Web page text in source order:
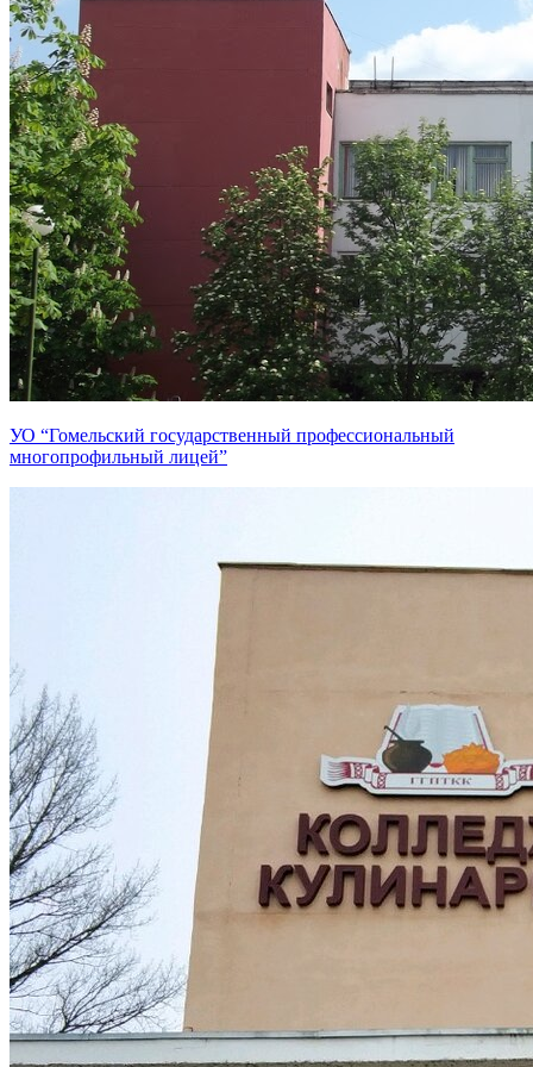
УО “Гомельский государственный профессиональный
многопрофильный лицей”